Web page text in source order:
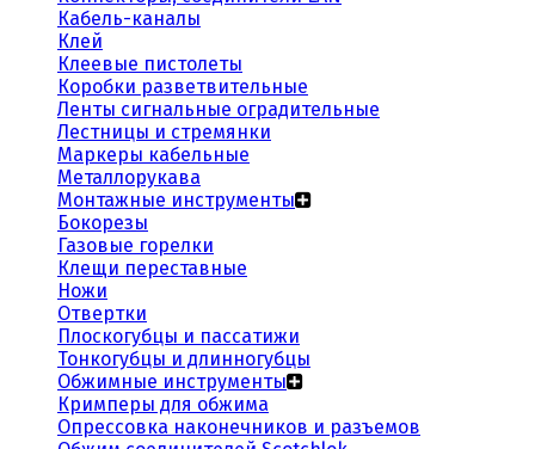
Кабель-каналы
Клей
Клеевые пистолеты
Коробки разветвительные
Ленты сигнальные оградительные
Лестницы и стремянки
Маркеры кабельные
Металлорукава
Монтажные инструменты
Бокорезы
Газовые горелки
Клещи переставные
Ножи
Отвертки
Плоскогубцы и пассатижи
Тонкогубцы и длинногубцы
Обжимные инструменты
Кримперы для обжима
Опрессовка наконечников и разъемов